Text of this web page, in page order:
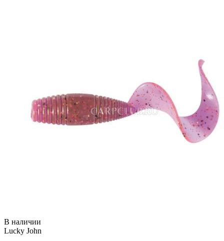
В наличии
Lucky John